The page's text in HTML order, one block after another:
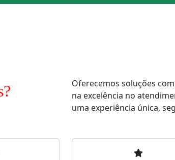
Oferecemos soluções
na excelência no
uma experiência única,